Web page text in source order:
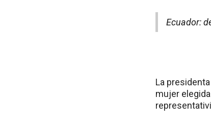
Ecuador:
La
mujer